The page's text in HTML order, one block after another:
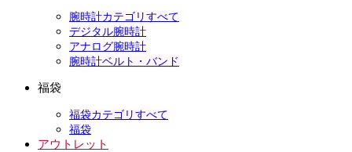
腕時計カテゴリすべて
デジタル腕時計
アナログ腕時計
腕時計ベルト・バンド
福袋
福袋カテゴリすべて
福袋
アウトレット